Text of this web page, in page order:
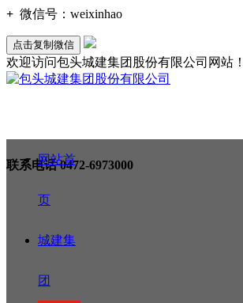
+ 微信号： weixinhao
点击复制微信
欢迎访问包头城建集团股份有限公司网站！
联系电话0472-6973000
网站首
页
城建集
团